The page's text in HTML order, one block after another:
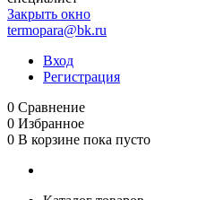
Закрыть окно
termopara@bk.ru
Вход
Регистрация
0 Сравнение
0 Избранное
0 В корзине пока пусто